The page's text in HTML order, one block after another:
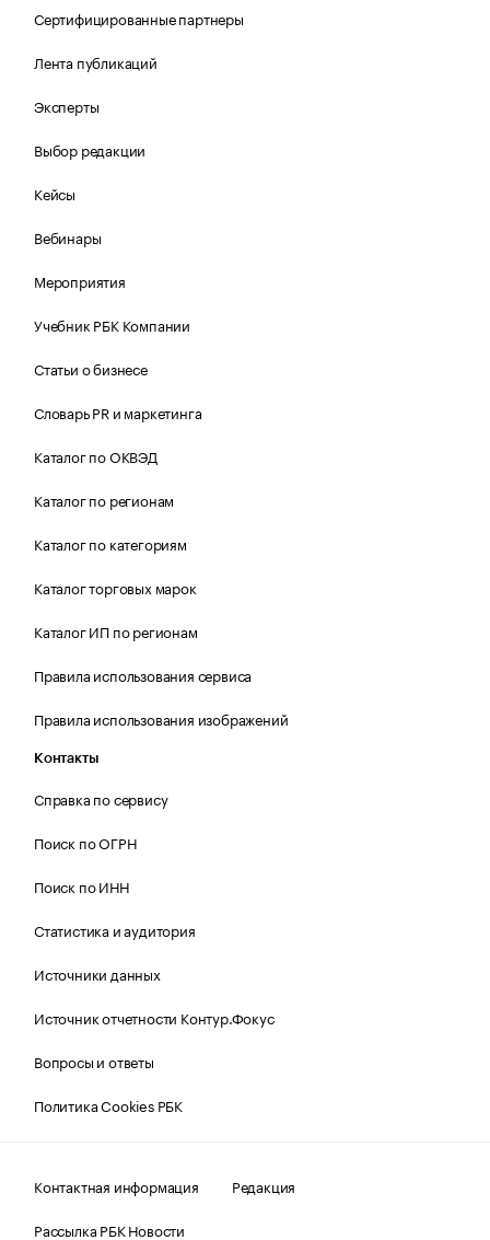
Сертифицированные партнеры
Лента публикаций
Эксперты
Выбор редакции
Кейсы
Вебинары
Мероприятия
Учебник РБК Компании
Статьи о бизнесе
Словарь PR и маркетинга
Каталог по ОКВЭД
Каталог по регионам
Каталог по категориям
Каталог торговых марок
Каталог ИП по регионам
Правила использования сервиса
Правила использования изображений
Контакты
Справка по сервису
Поиск по ОГРН
Поиск по ИНН
Статистика и аудитория
Источники данных
Источник отчетности Контур.Фокус
Вопросы и ответы
Политика Cookies РБК
Контактная информация
Редакция
Рассылка РБК Новости